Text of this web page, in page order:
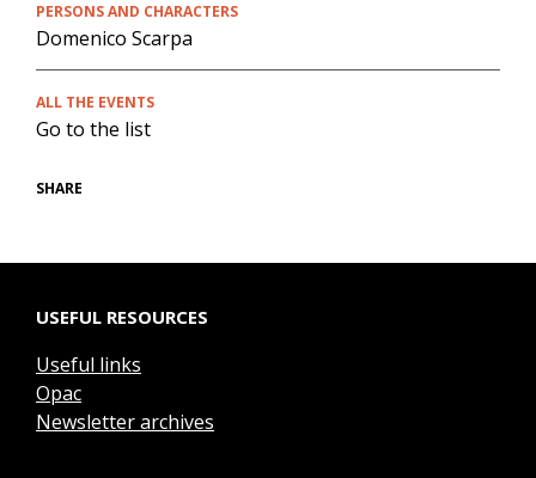
PERSONS AND CHARACTERS
Domenico Scarpa
ALL THE EVENTS
Go to the list
SHARE
USEFUL RESOURCES
Useful links
Opac
Newsletter archives